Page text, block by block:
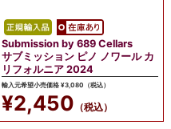
Submission by 689 Cellars
サブミッション ピノ ノワール カ
リフォルニア 2024
輸入元希望小売価格 ¥3,080（税込）
¥2,450 （税込）